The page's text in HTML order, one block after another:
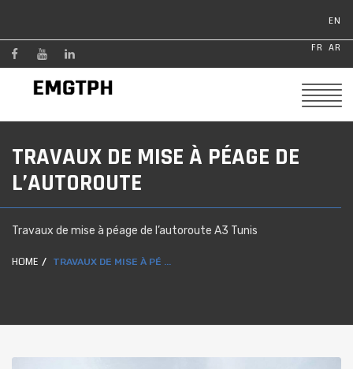
FR
EN
AR
TRAVAUX DE MISE À PÉAGE DE
L’AUTOROUTE
Travaux de mise à péage de l’autoroute A3 Tunis
HOME TRAVAUX DE MISE À PÉ ...